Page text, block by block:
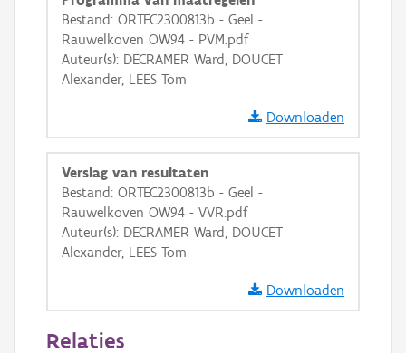
+ −
Basis Lagen
OSM-Basiskaart
Ortho
Bestand: ORTEC2300813b - Geel -
Rauwelkoven OW94 - PVM.pdf
Auteur(s): DECRAMER Ward, DOUCET
Alexander, LEES Tom
Downloaden
Verslag van resultaten
Bestand: ORTEC2300813b - Geel -
Rauwelkoven OW94 - VVR.pdf
Auteur(s): DECRAMER Ward, DOUCET
Alexander, LEES Tom
Downloaden
Relaties